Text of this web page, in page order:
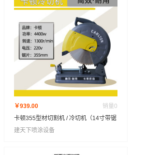
￥939.00 销量0
卡顿355型材切割机 / 冷切机（14寸带锯
片）
建天下喷涂设备